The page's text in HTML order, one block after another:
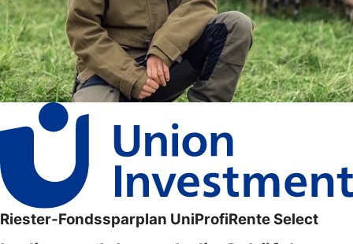
Riester-Fondssparplan UniProfiRente Select